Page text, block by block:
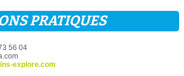
PRATIQUES
56 04
explore.com